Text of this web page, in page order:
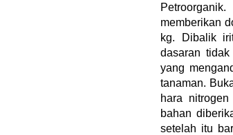
memberikan
kg. Dibalik
dasaran
yang
tanaman.
hara
bahan
setelah itu